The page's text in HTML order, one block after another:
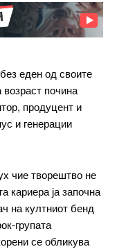
еден од своите
возраст почина
продуцент и
и генерации
чие творештво не
кариера ја започна
на култниот бенд
групата
се обликува